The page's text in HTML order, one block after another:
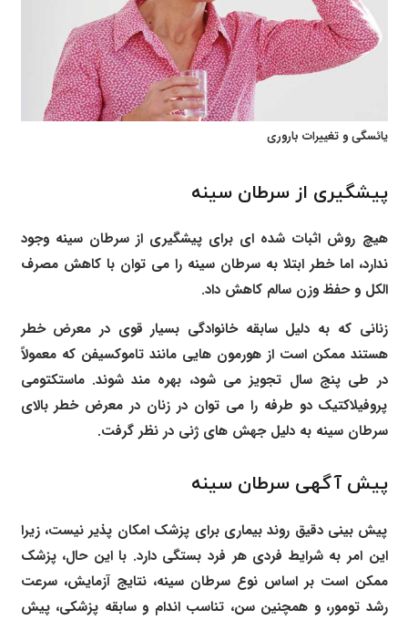
یائسگی و تغییرات باروری
پیشگیری از سرطان سینه
هیچ روش اثبات شده ای برای پیشگیری از سرطان سینه وجود
ندارد، اما خطر ابتلا به سرطان سینه را می توان با کاهش مصرف
الکل و حفظ وزن سالم کاهش داد.
زنانی که به دلیل سابقه خانوادگی بسیار قوی در معرض خطر
هستند ممکن است از هورمون هایی مانند تاموکسیفن که معمولاً
در طی پنج سال تجویز می شود، بهره مند شوند. ماستکتومی
پروفیلاکتیک دو طرفه را می توان در زنان در معرض خطر بالای
سرطان سینه به دلیل جهش های ژنی در نظر گرفت.
پیش آگهی سرطان سینه
پیش بینی دقیق روند بیماری برای پزشک امکان پذیر نیست، زیرا
این امر به شرایط فردی هر فرد بستگی دارد. با این حال، پزشک
ممکن است بر اساس نوع سرطان سینه، نتایج آزمایش، سرعت
رشد تومور، و همچنین سن، تناسب اندام و سابقه پزشکی، پیش